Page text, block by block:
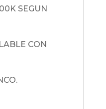
SEGUN
CON